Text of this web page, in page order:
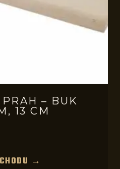
– BUK
13 CM
→